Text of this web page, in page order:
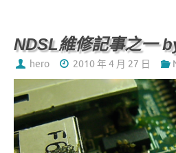
o
o
k
r
NDSL維修記事之一
hero 2010 年 4 月 27 日